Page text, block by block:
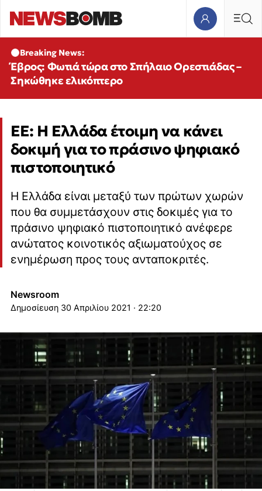
Breaking News:
Έβρος: Φωτιά τώρα στο Σπήλαιο Ορεστιάδας –
Σηκώθηκε ελικόπτερο
ΕΕ: H Eλλάδα έτοιμη να κάνει
δοκιμή για το πράσινο ψηφιακό
πιστοποιητικό
Η Ελλάδα είναι μεταξύ των πρώτων χωρών
που θα συμμετάσχουν στις δοκιμές για το
πράσινο ψηφιακό πιστοποιητικό ανέφερε
ανώτατος κοινοτικός αξιωματούχος σε
ενημέρωση προς τους ανταποκριτές.
Newsroom
30 Απριλίου 2021 · 22:20